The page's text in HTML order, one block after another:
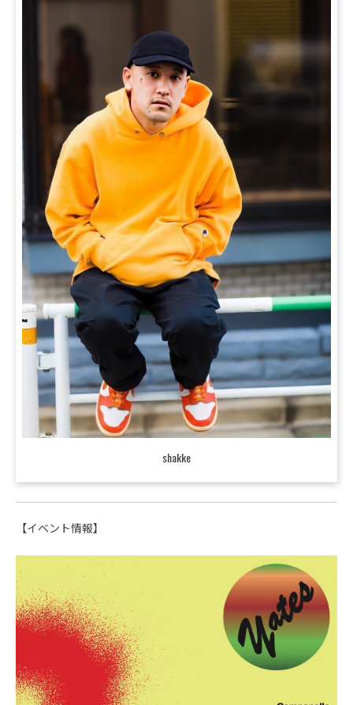
shakke
【イベント情報】